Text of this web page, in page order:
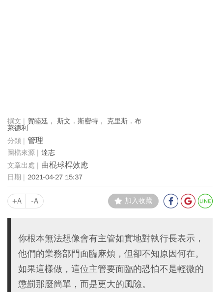
賀睦廷， 斯文．斯密特， 克里斯．布
萊德利
管理
達志
曲棍球桿效應
2021-04-27 15:37
+A -A 加入收藏
你根本無法想像會有主管如實地對執行長表示，
他們的業務部門面臨麻煩，但卻不知原因何在。
如果這樣做，這位主管要面臨的恐怕不是輕微的
懲罰那麼簡單，而是更大的風險。